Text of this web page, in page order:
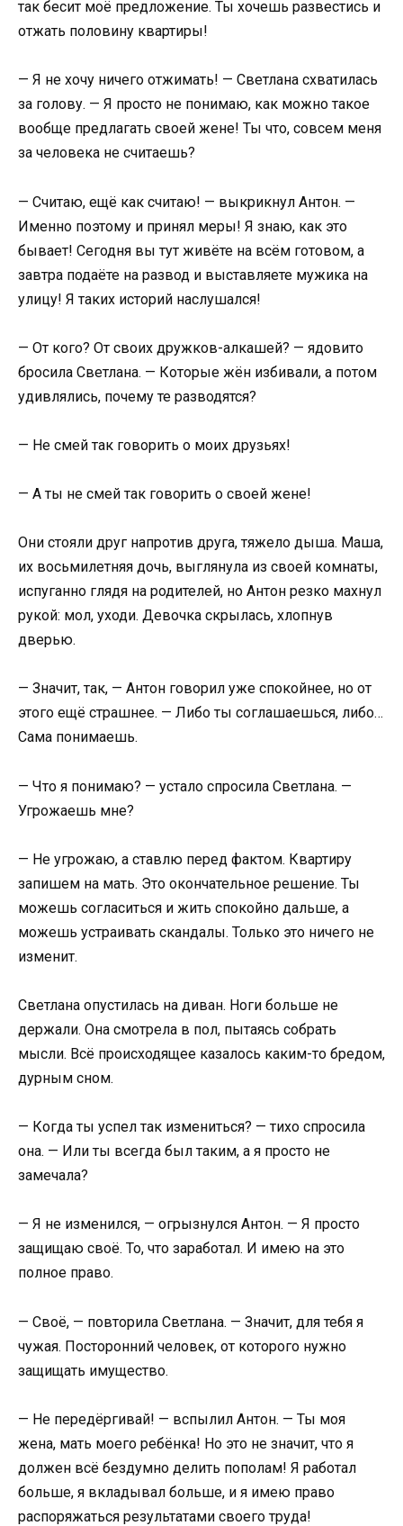
так бесит моё предложение. Ты хочешь развестись и
отжать половину квартиры!
— Я не хочу ничего отжимать! — Светлана схватилась
за голову. — Я просто не понимаю, как можно такое
вообще предлагать своей жене! Ты что, совсем меня
за человека не считаешь?
— Считаю, ещё как считаю! — выкрикнул Антон. —
Именно поэтому и принял меры! Я знаю, как это
бывает! Сегодня вы тут живёте на всём готовом, а
завтра подаёте на развод и выставляете мужика на
улицу! Я таких историй наслушался!
— От кого? От своих дружков-алкашей? — ядовито
бросила Светлана. — Которые жён избивали, а потом
удивлялись, почему те разводятся?
— Не смей так говорить о моих друзьях!
— А ты не смей так говорить о своей жене!
Они стояли друг напротив друга, тяжело дыша. Маша,
их восьмилетняя дочь, выглянула из своей комнаты,
испуганно глядя на родителей, но Антон резко махнул
рукой: мол, уходи. Девочка скрылась, хлопнув
дверью.
— Значит, так, — Антон говорил уже спокойнее, но от
этого ещё страшнее. — Либо ты соглашаешься, либо…
Сама понимаешь.
— Что я понимаю? — устало спросила Светлана. —
Угрожаешь мне?
— Не угрожаю, а ставлю перед фактом. Квартиру
запишем на мать. Это окончательное решение. Ты
можешь согласиться и жить спокойно дальше, а
можешь устраивать скандалы. Только это ничего не
изменит.
Светлана опустилась на диван. Ноги больше не
держали. Она смотрела в пол, пытаясь собрать
мысли. Всё происходящее казалось каким-то бредом,
дурным сном.
— Когда ты успел так измениться? — тихо спросила
она. — Или ты всегда был таким, а я просто не
замечала?
— Я не изменился, — огрызнулся Антон. — Я просто
защищаю своё. То, что заработал. И имею на это
полное право.
— Своё, — повторила Светлана. — Значит, для тебя я
чужая. Посторонний человек, от которого нужно
защищать имущество.
— Не передёргивай! — вспылил Антон. — Ты моя
жена, мать моего ребёнка! Но это не значит, что я
должен всё бездумно делить пополам! Я работал
больше, я вкладывал больше, и я имею право
распоряжаться результатами своего труда!